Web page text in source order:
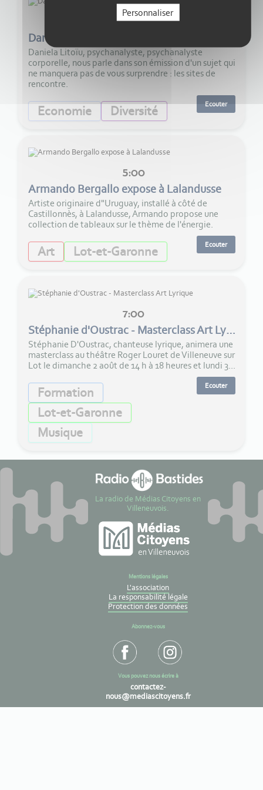
29:00
Daniela Litoïu- Les sites de rencontre
Daniela Litoïu, psychanalyste, psychanalyste
corporelle, nous parle dans son émission d'un sujet qui
ne manquera pas de vous surprendre : les sites de
rencontre.
Economie Diversité Ecouter
5:00
Armando Bergallo expose à Lalandusse
Artiste originaire d"Uruguay, installé à côté de
Castillonnès, à Lalandusse, Armando propose une
collection de tableaux sur le thème de l'énergie.
Art Lot-et-Garonne Ecouter
7:00
Stéphanie d'Oustrac - Masterclass Art Lyrique
Stéphanie D'Oustrac, chanteuse lyrique, animera une
masterclass au théâtre Roger Louret de Villeneuve sur
Lot le dimanche 2 août de 14 h à 18 heures et lundi 3...
Formation
Lot-et-Garonne
Musique
Ecouter
La radio de Médias Citoyens en
Villeneuvois.
Mentions légales
L'association
La responsabilité légale
Protection des données
Abonnez-vous
Vous pouvez nous écrire à
contactez-
nous@mediascitoyens.fr
Personnaliser